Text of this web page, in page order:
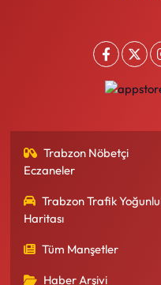
Trabzon Nöbetçi
Eczaneler
Trabzon Trafik
Haritası
Tüm Manşetler
Haber Arşivi